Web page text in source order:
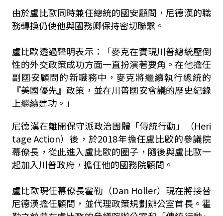
由於盧比歐同時兼任總統的國安顧問，尼德漢的職
務轉換仍使他與國務卿保持密切聯繫。
盧比歐透過聲明表示：「麥克在實現川普總統壓倒
性的外交政策成功方面一直扮演著要角。在他擔任
副國安顧問的新職務中，麥克將繼續執行總統的
『美國優先』政策，並在川普國安會議的歷史紀錄
上繼續建功。」
尼德漢在離開保守派政治團體「傳統行動」（Heri
tage Action）後，於2018年擔任盧比歐的參議院
幕僚長，從此進入盧比歐的圈子，隨後與盧比歐一
起加入川普政府，擔任他的國務院顧問。
盧比歐現任幕僚長霍勒（Dan Holler）現在將接替
尼德漢擔任顧問，並代理政策規劃辦公室首長。霍